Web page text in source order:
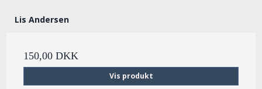
Lis Andersen
150,00 DKK
Vis produkt